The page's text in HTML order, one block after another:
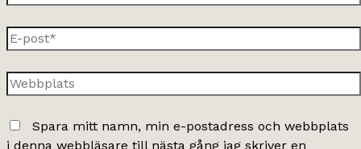
E-
post*
Webbplats
Spara mitt namn, min e-postadress och webbplats
i denna webbläsare till nästa gång jag skriver en